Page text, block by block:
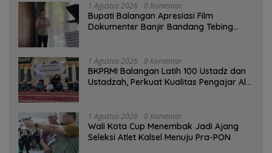
1 Agustus 2026 0 Komentar
Bupati Balangan Apresiasi Film
Dokumenter Banjir Bandang Tebing
1 Agustus 2026 0 Komentar
BKPRMI Balangan Latih 100 Ustadz dan
Ustadzah, Perkuat Kualitas Pengajar Al-
1 Agustus 2026 0 Komentar
Wali Kota Cup Menembak Jadi Ajang
Seleksi Atlet Kalsel Menuju Pra-PON